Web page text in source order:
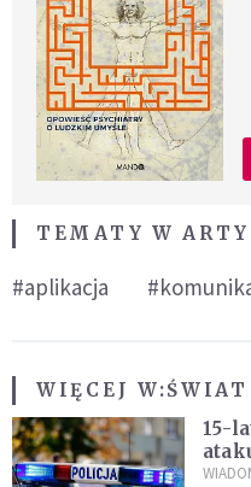
TEMATY W
#aplikacja
WIĘCEJ W:ŚWIAT
15-